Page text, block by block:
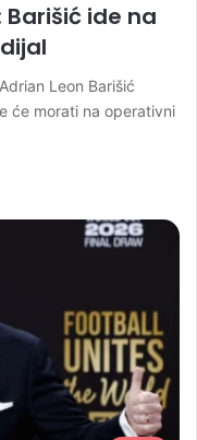
ide na
Leon Barišić
će morati na operativni